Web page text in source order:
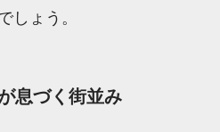
しょう。
息づく街並み